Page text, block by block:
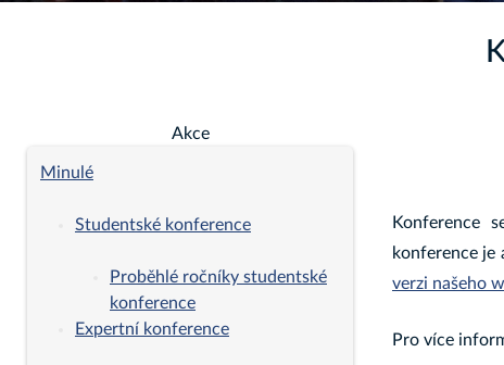
Akce
Minulé
Studentské konference
Proběhlé ročníky studentské
konference
Expertní konference
Konference
konference je
verzi našeho
Pro více